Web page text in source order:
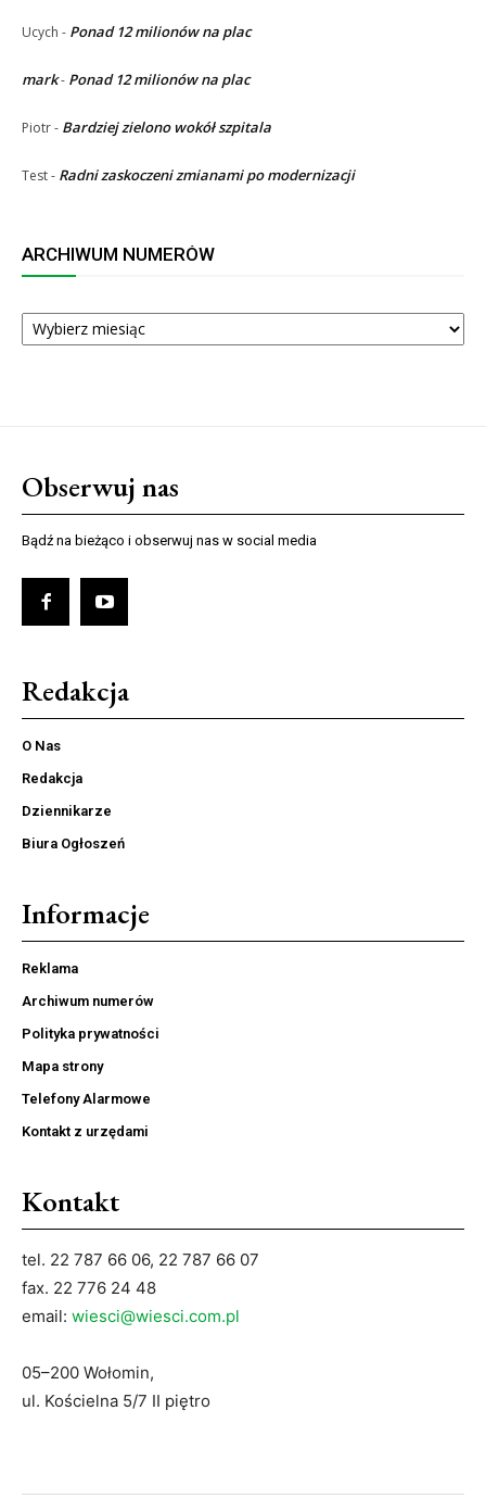
Ucych - Ponad 12 milionów na plac
mark- Ponad 12 milionów na plac
Piotr- Bardziej zielono wokół szpitala
Test- Radni zaskoczeni zmianami po modernizacji
ARCHIWUM NUMERÓW
ARCHIWUM
NUMERÓW
Obserwuj nas
Bądź na bieżąco i obserwuj nas w social media
Redakcja
O Nas
Redakcja
Dziennikarze
Biura Ogłoszeń
Informacje
Reklama
Archiwum numerów
Polityka prywatności
Mapa strony
Telefony Alarmowe
Kontakt z urzędami
Kontakt
tel. 22 787 66 06, 22 787 66 07
fax. 22 776 24 48
email: wiesci@wiesci.com.pl
05–200 Wołomin,
ul. Kościelna 5/7 II piętro